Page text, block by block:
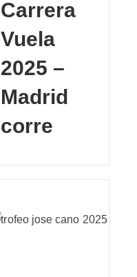
Carrera
Vuela
2025 –
Madrid
corre